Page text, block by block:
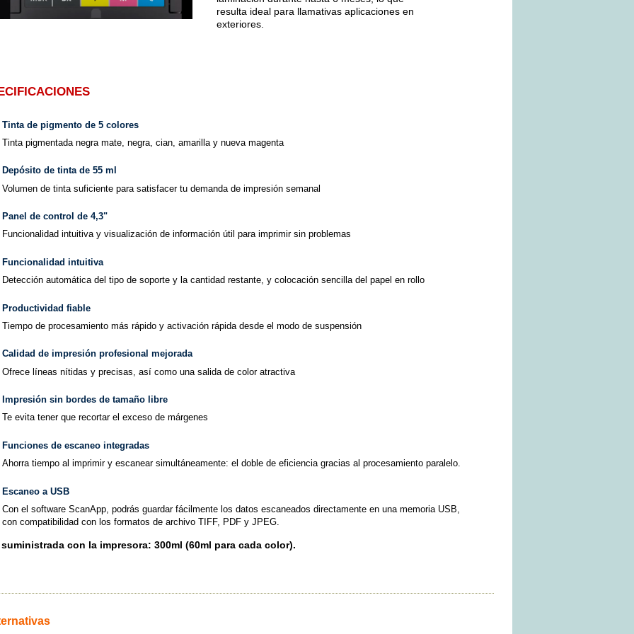
resulta ideal para llamativas aplicaciones en
exteriores.
Tinta de pigmento de 5 colores
Tinta pigmentada negra mate, negra, cian, amarilla y nueva magenta
Depósito de tinta de 55 ml
Volumen de tinta suficiente para satisfacer tu demanda de impresión semanal
Panel de control de 4,3"
Funcionalidad intuitiva y visualización de información útil para imprimir sin problemas
Funcionalidad intuitiva
Detección automática del tipo de soporte y la cantidad restante, y colocación sencilla del papel en rollo
Productividad fiable
Tiempo de procesamiento más rápido y activación rápida desde el modo de suspensión
Calidad de impresión profesional mejorada
Ofrece líneas nítidas y precisas, así como una salida de color atractiva
Impresión sin bordes de tamaño libre
Te evita tener que recortar el exceso de márgenes
Funciones de escaneo integradas
Ahorra tiempo al imprimir y escanear simultáneamente: el doble de eficiencia gracias al procesamiento paralelo.
Escaneo a USB
Con el software ScanApp, podrás guardar fácilmente los datos escaneados directamente en una memoria USB,
con compatibilidad con los formatos de archivo TIFF, PDF y JPEG.
con la impresora: 300ml (60ml para cada color).